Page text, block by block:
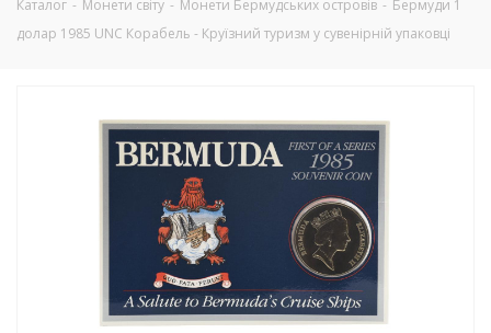
Каталог - Монети світу - Монети Бермудських островів - Бермуди 1
долар 1985 UNC Корабель - Круїзний туризм у сувенірній упаковці